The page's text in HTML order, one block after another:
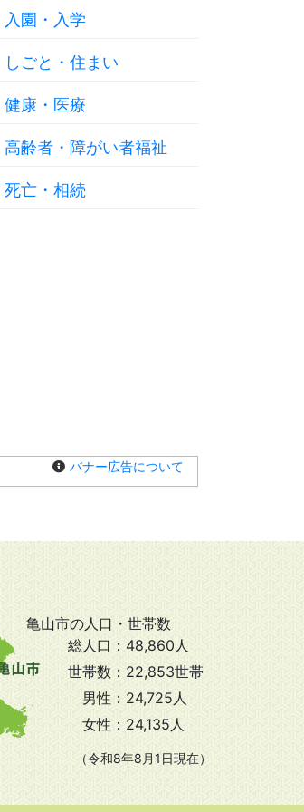
入園・入学
しごと・住まい
健康・医療
高齢者・障がい者福祉
死亡・相続
バナー広告について
亀山市の人口・世帯数
総人口： 48,860人
世帯数： 22,853世帯
男性： 24,725人
女性： 24,135人
（令和8年8月1日現在）